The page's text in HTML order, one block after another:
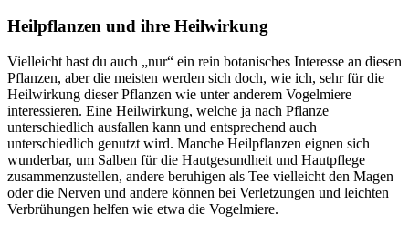
Heilpflanzen und ihre Heilwirkung
Vielleicht hast du auch „nur“ ein rein botanisches Interesse an diesen
Pflanzen, aber die meisten werden sich doch, wie ich, sehr für die
Heilwirkung dieser Pflanzen wie unter anderem Vogelmiere
interessieren. Eine Heilwirkung, welche ja nach Pflanze
unterschiedlich ausfallen kann und entsprechend auch
unterschiedlich genutzt wird. Manche Heilpflanzen eignen sich
wunderbar, um Salben für die Hautgesundheit und Hautpflege
zusammenzustellen, andere beruhigen als Tee vielleicht den Magen
oder die Nerven und andere können bei Verletzungen und leichten
Verbrühungen helfen wie etwa die Vogelmiere.